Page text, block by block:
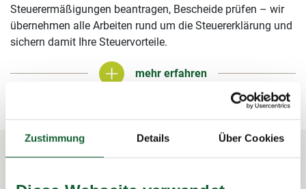
Zustimmung Details Über Cookies
Steuerermäßigungen beantragen, Bescheide prüfen – wir
übernehmen alle Arbeiten rund um die Steuererklärung und
sichern damit Ihre Steuervorteile.
mehr erfahren
mehr erfahren
In 3 Schritten zur Steuererklärung.